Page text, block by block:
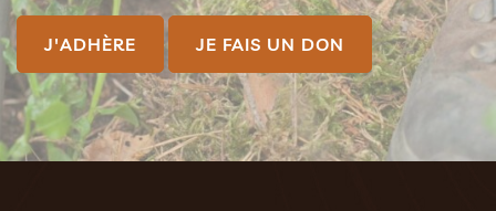
J'ADHÈRE JE FAIS UN DON